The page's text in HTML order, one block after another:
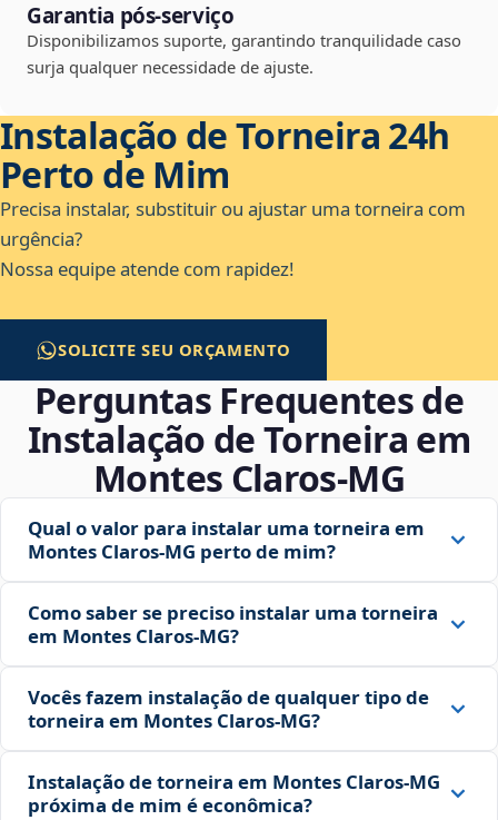
Garantia pós-serviço
Disponibilizamos suporte, garantindo tranquilidade caso
surja qualquer necessidade de ajuste.
Instalação de Torneira 24h
Perto de Mim
Precisa instalar, substituir ou ajustar uma torneira com
urgência?
Nossa equipe atende com rapidez!
SOLICITE SEU ORÇAMENTO
Perguntas Frequentes de
Instalação de Torneira em
Montes Claros‑MG
Qual o valor para instalar uma torneira em
Montes Claros‑MG perto de mim?
Como saber se preciso instalar uma torneira
em Montes Claros‑MG?
Vocês fazem instalação de qualquer tipo de
torneira em Montes Claros‑MG?
Instalação de torneira em Montes Claros‑MG
próxima de mim é econômica?